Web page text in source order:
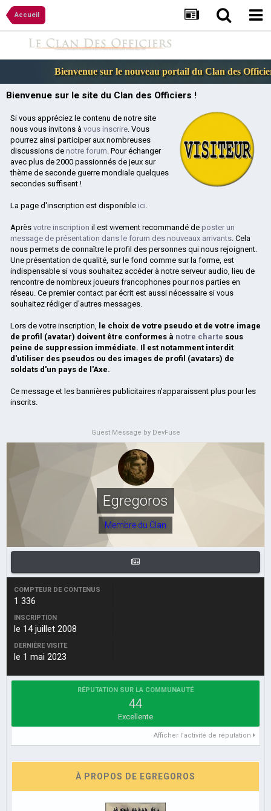
Accueil
Bienvenue sur le nouveau portail du Clan des Officiers
Bienvenue sur le site du Clan des Officiers !
Si vous appréciez le contenu de notre site
nous vous invitons à vous inscrire. Vous
pourrez ainsi participer aux nombreuses
discussions de notre forum. Pour échanger
avec plus de 2000 passionnés de jeux sur
thème de seconde guerre mondiale quelques
secondes suffisent !
La page d'inscription est disponible ici.
Après votre inscription il est vivement recommandé de poster un
message de présentation dans le forum des nouveaux arrivants. Cela
nous permets de connaître le profil des personnes qui nous rejoignent.
Une présentation de qualité, sur le fond comme sur la forme, est
indispensable si vous souhaitez accéder à notre serveur audio, lieu de
rencontre de nombreux joueurs francophones pour nos parties en
réseau. Ce premier contact par écrit est aussi nécessaire si vous
souhaitez rédiger d'autres messages.
Lors de votre inscription, le choix de votre pseudo et de votre image
de profil (avatar) doivent être conformes à notre charte sous
peine de suppression immédiate. Il est notamment interdit
d'utiliser des pseudos ou des images de profil (avatars) de
soldats d'un pays de l'Axe.
Ce message et les bannières publicitaires n'apparaissent plus pour les
inscrits.
Guest Message by DevFuse
Egregoros
Membre du Clan
COMPTEUR DE CONTENUS
1 336
INSCRIPTION
le 14 juillet 2008
DERNIÈRE VISITE
le 1 mai 2023
RÉPUTATION SUR LA COMMUNAUTÉ
44
Excellente
Afficher l’activité de réputation
À PROPOS DE EGREGOROS